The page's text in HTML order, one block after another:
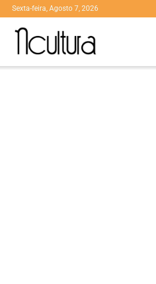
Sexta-feira, Agosto 7, 2026